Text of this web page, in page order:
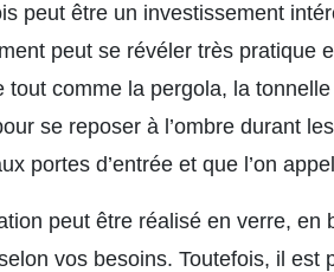
peut être un investissement
peut se révéler très pratique
tout comme la pergola, la
se reposer à l’ombre durant
portes d’entrée et que l’on
peut être réalisé en verre,
vos besoins. Toutefois, il est